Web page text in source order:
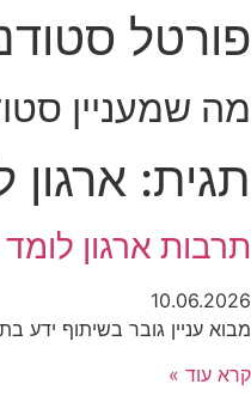
דלג
לתוכן
פורטל
מה שמעניין
תגית: ארגון
תרבות ארגון
10.06.2026
מבוא עניין גובר בשיתוף
קרא עוד »